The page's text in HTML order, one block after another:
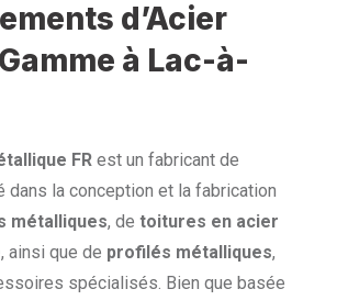
d’Acier
à Lac-à-
FR est un fabricant de
dans la conception et la fabrication
métalliques, de toitures en acier
, ainsi que de profilés métalliques,
spécialisés. Bien que basée